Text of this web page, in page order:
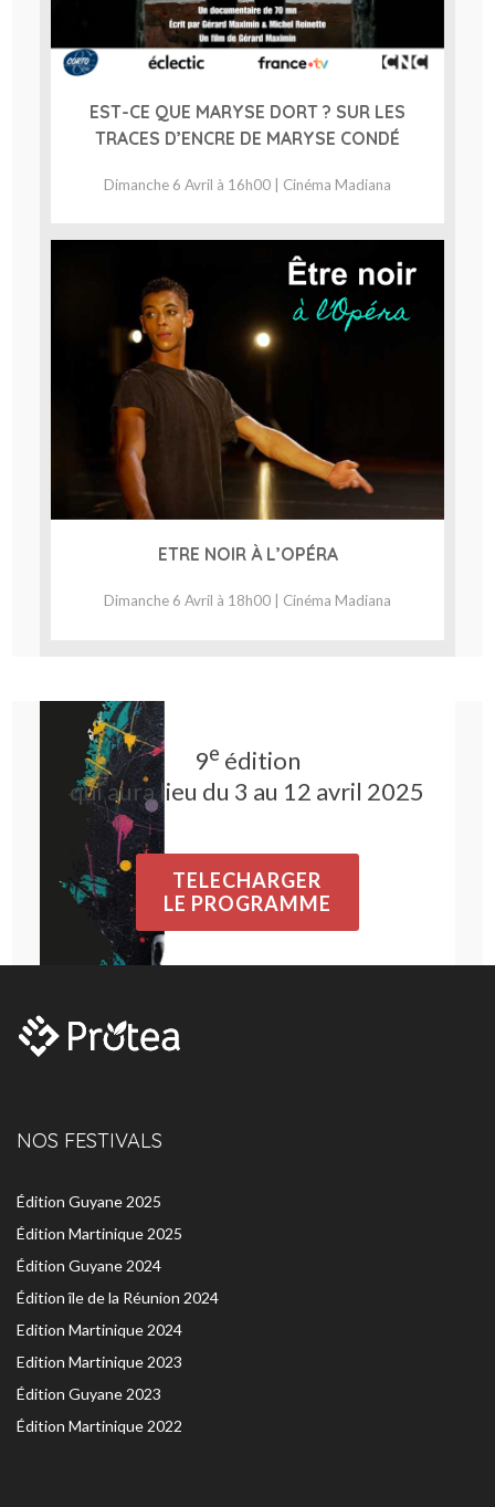
EST-CE QUE MARYSE DORT ? SUR LES
TRACES D’ENCRE DE MARYSE CONDÉ
Dimanche 6 Avril à 16h00 | Cinéma Madiana
ETRE NOIR À L’OPÉRA
Dimanche 6 Avril à 18h00 | Cinéma Madiana
9e édition
qui aura lieu du 3 au 12 avril 2025
TELECHARGER
LE PROGRAMME
NOS FESTIVALS
Édition Guyane 2025
Édition Martinique 2025
Édition Guyane 2024
Édition île de la Réunion 2024
Edition Martinique 2024
Edition Martinique 2023
Édition Guyane 2023
Édition Martinique 2022